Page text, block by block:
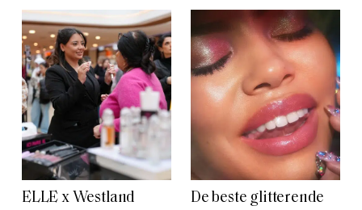
ELLE x Westland
De beste glitterende